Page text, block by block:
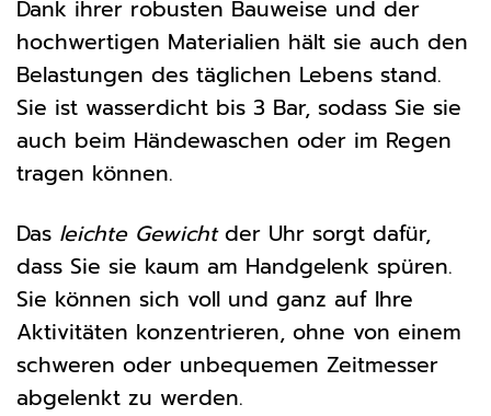
Dank ihrer robusten Bauweise und der
hochwertigen Materialien hält sie auch den
Belastungen des täglichen Lebens stand.
Sie ist wasserdicht bis 3 Bar, sodass Sie sie
auch beim Händewaschen oder im Regen
tragen können.
Das leichte Gewichtder Uhr sorgt dafür,
dass Sie sie kaum am Handgelenk spüren.
Sie können sich voll und ganz auf Ihre
Aktivitäten konzentrieren, ohne von einem
schweren oder unbequemen Zeitmesser
abgelenkt zu werden.